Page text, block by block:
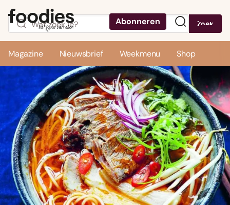
Abonneren Zoek
Magazine Nieuwsbrief Weekmenu Shop